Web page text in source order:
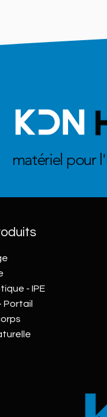
matériel pour
- IPE
Portail